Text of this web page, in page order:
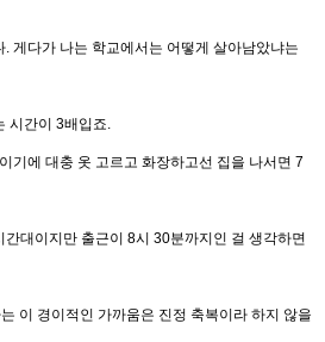
. 게다가 나는 학교에서는 어떻게 살아남았냐는
시간이 3배입죠.
기에 대충 옷 고르고 화장하고선 집을 나서면 7
간대이지만 출근이 8시 30분까지인 걸 생각하면
이 경이적인 가까움은 진정 축복이라 하지 않을